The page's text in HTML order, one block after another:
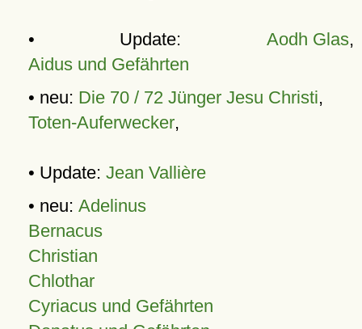
• Update: Aodh Glas,
Aidus und Gefährten
• neu: Die 70 / 72 Jünger Jesu Christi,
Toten-Auferwecker,
• Update: Jean Vallière
• neu: Adelinus
Bernacus
Christian
Chlothar
Cyriacus und Gefährten